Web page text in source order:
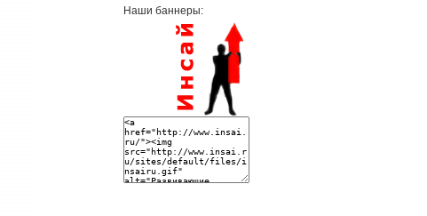
Наши баннеры: